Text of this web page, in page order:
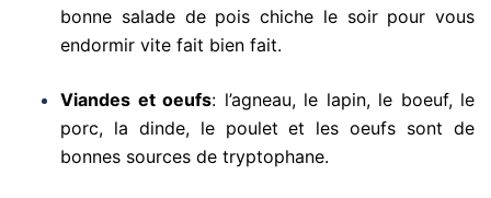
bonne salade de pois chiche le soir pour vous
endormir vite fait bien fait.
Viandes et oeufs: l’agneau, le lapin, le boeuf, le
porc, la dinde, le poulet et les oeufs sont de
bonnes sources de tryptophane.